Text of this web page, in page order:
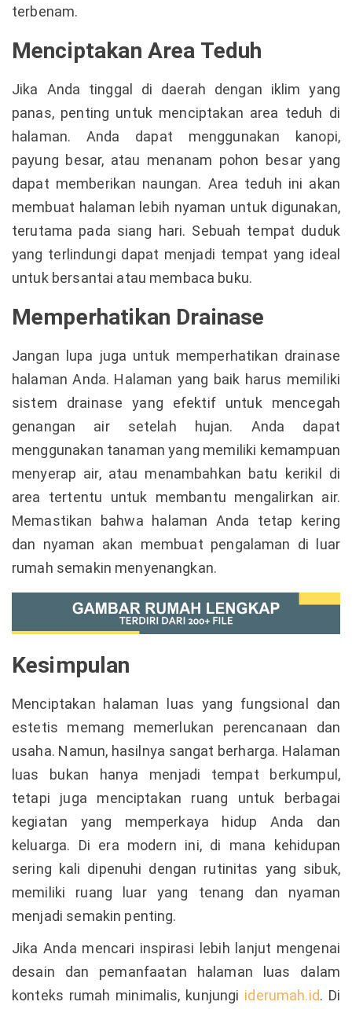
terbenam.
Menciptakan Area Teduh
Jika Anda tinggal di daerah dengan iklim yang
panas, penting untuk menciptakan area teduh di
halaman. Anda dapat menggunakan kanopi,
payung besar, atau menanam pohon besar yang
dapat memberikan naungan. Area teduh ini akan
membuat halaman lebih nyaman untuk digunakan,
terutama pada siang hari. Sebuah tempat duduk
yang terlindungi dapat menjadi tempat yang ideal
untuk bersantai atau membaca buku.
Memperhatikan Drainase
Jangan lupa juga untuk memperhatikan drainase
halaman Anda. Halaman yang baik harus memiliki
sistem drainase yang efektif untuk mencegah
genangan air setelah hujan. Anda dapat
menggunakan tanaman yang memiliki kemampuan
menyerap air, atau menambahkan batu kerikil di
area tertentu untuk membantu mengalirkan air.
Memastikan bahwa halaman Anda tetap kering
dan nyaman akan membuat pengalaman di luar
rumah semakin menyenangkan.
Kesimpulan
Menciptakan halaman luas yang fungsional dan
estetis memang memerlukan perencanaan dan
usaha. Namun, hasilnya sangat berharga. Halaman
luas bukan hanya menjadi tempat berkumpul,
tetapi juga menciptakan ruang untuk berbagai
kegiatan yang memperkaya hidup Anda dan
keluarga. Di era modern ini, di mana kehidupan
sering kali dipenuhi dengan rutinitas yang sibuk,
memiliki ruang luar yang tenang dan nyaman
menjadi semakin penting.
Jika Anda mencari inspirasi lebih lanjut mengenai
desain dan pemanfaatan halaman luas dalam
konteks rumah minimalis, kunjungi iderumah.id. Di